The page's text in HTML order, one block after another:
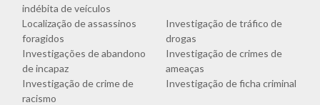
indébita de veículos
Localização de assassinos
foragidos
Investigação de tráfico de
drogas
Investigações de abandono
de incapaz
Investigação de crimes de
ameaças
Investigação de crime de
racismo
Investigação de ficha criminal